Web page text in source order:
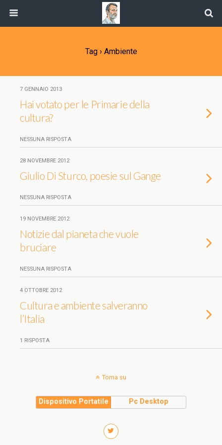
Tag › Ambiente
7 GENNAIO 2013
Hai votato per le Primarie della
cultura?
NESSUNA RISPOSTA
28 NOVEMBRE 2012
Giulio Di Sturco, poesie sul Gange
NESSUNA RISPOSTA
19 NOVEMBRE 2012
Notizie dal pianeta che vuole
bruciare
NESSUNA RISPOSTA
4 OTTOBRE 2012
Cultura e ambiente salveranno
l’Italia
1 RISPOSTA
Torna su
Dispositivo Portatile Pc Desktop